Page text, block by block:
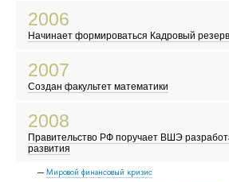
Скандал с карикатурами на пророка Мухаммеда в
В Москве прошел «Русский марш»
2006
Начинает формироваться Кадровый резерв
Плутон перестал считаться планетой
Выходит фильм по роману Дэна Брауна «Код да
2007
Создан факультет математики
В России начали выплачивать «материнский
Объединение Русской Православной Церкви
2008
Правительство РФ поручает ВШЭ
развития
Мировой финансовый кризис